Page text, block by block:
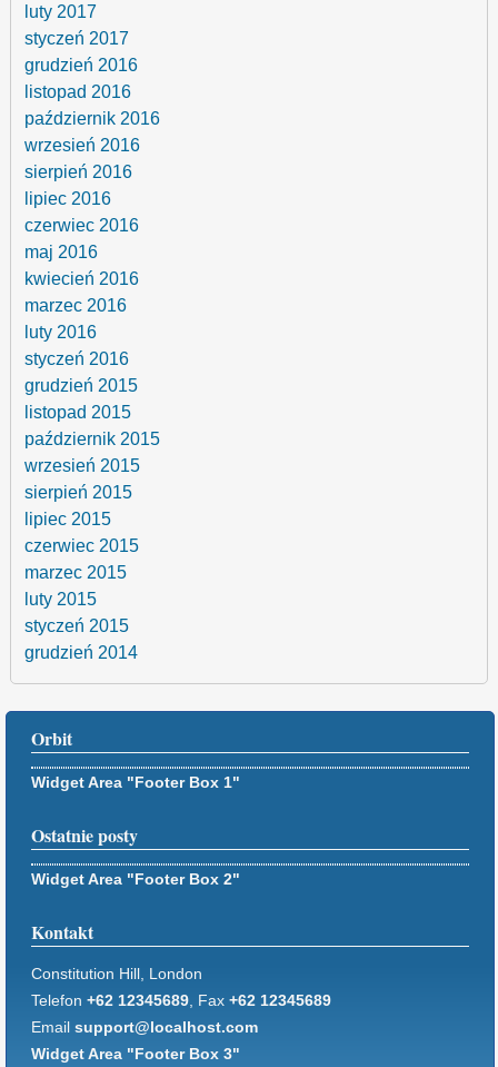
luty 2017
styczeń 2017
grudzień 2016
listopad 2016
październik 2016
wrzesień 2016
sierpień 2016
lipiec 2016
czerwiec 2016
maj 2016
kwiecień 2016
marzec 2016
luty 2016
styczeń 2016
grudzień 2015
listopad 2015
październik 2015
wrzesień 2015
sierpień 2015
lipiec 2015
czerwiec 2015
marzec 2015
luty 2015
styczeń 2015
grudzień 2014
Orbit
Widget Area "Footer Box 1"
Ostatnie posty
Widget Area "Footer Box 2"
Kontakt
Constitution Hill, London
Telefon +62 12345689, Fax +62 12345689
Email support@localhost.com
Widget Area "Footer Box 3"